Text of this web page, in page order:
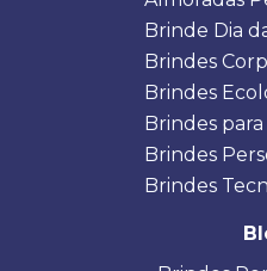
Brinde Dia
Brindes
Brindes
Brindes
Brindes
Brindes